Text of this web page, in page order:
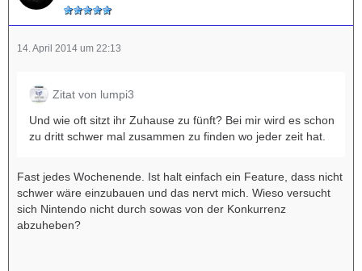
14. April 2014 um 22:13
Zitat von lumpi3
Und wie oft sitzt ihr Zuhause zu fünft? Bei mir wird es schon
zu dritt schwer mal zusammen zu finden wo jeder zeit hat.
Fast jedes Wochenende. Ist halt einfach ein Feature, dass nicht
schwer wäre einzubauen und das nervt mich. Wieso versucht
sich Nintendo nicht durch sowas von der Konkurrenz
abzuheben?